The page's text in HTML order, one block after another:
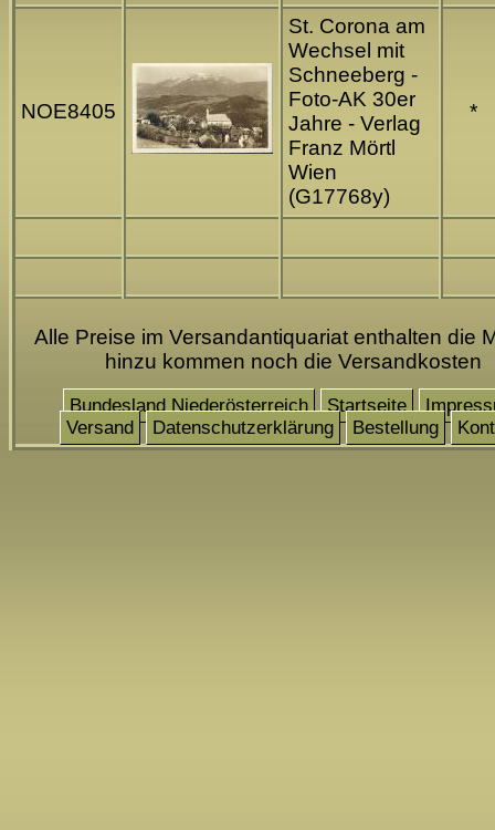
NOE8405
St. Corona am
Wechsel mit
Schneeberg -
Foto-AK 30er
Jahre - Verlag
Franz Mörtl
Wien
(G17768y)
*
Alle Preise im Versandantiquariat enthalten die
hinzu kommen noch die Versandkosten
Bundesland Niederösterreich Startseite
Versand
Datenschutzerklärung Bestellung